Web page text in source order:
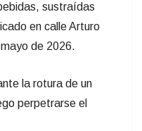
sustraídas
en calle Arturo
de 2026.
la rotura de un
perpetrarse el